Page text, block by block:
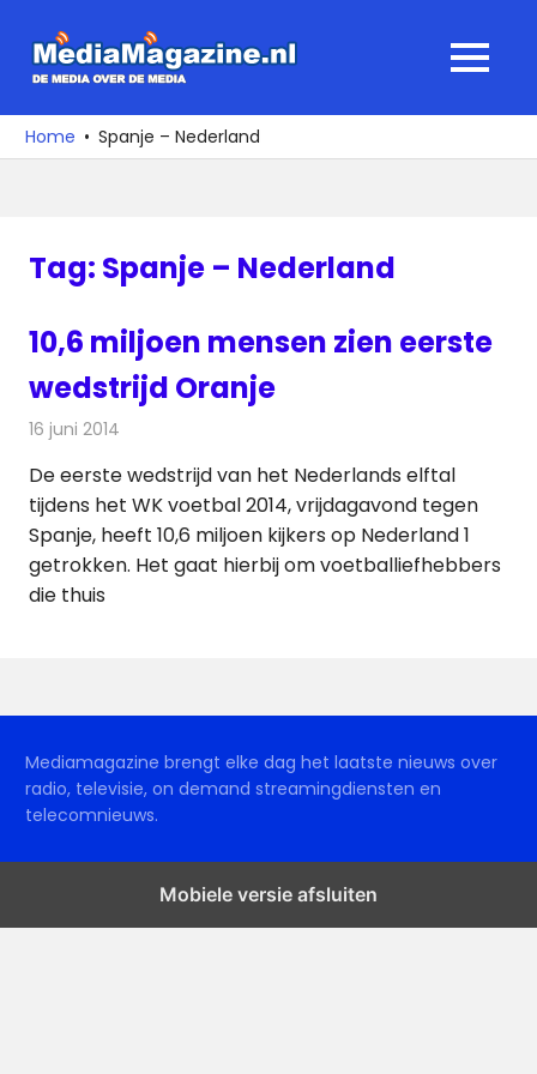
naar
media
over
MENU
Home Spanje – Nederland
Tag: Spanje – Nederland
10,6 miljoen mensen zien eerste
wedstrijd Oranje
16 juni 2014
De eerste wedstrijd van het Nederlands elftal
tijdens het WK voetbal 2014, vrijdagavond tegen
Spanje, heeft 10,6 miljoen kijkers op Nederland 1
getrokken. Het gaat hierbij om voetballiefhebbers
die thuis
Mediamagazine brengt elke dag het laatste nieuws over
radio, televisie, on demand streamingdiensten en
telecomnieuws.
Mobiele versie afsluiten